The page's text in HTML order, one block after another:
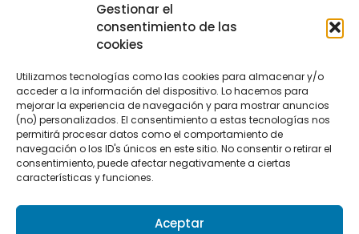
Gestionar el
consentimiento de las
cookies
Utilizamos tecnologías como las cookies para almacenar y/o
acceder a la información del dispositivo. Lo hacemos para
mejorar la experiencia de navegación y para mostrar anuncios
(no) personalizados. El consentimiento a estas tecnologías nos
permitirá procesar datos como el comportamiento de
navegación o los ID's únicos en este sitio. No consentir o retirar el
consentimiento, puede afectar negativamente a ciertas
características y funciones.
Aceptar
CONTACTO
+34 662 342 177
info@vkssport.com
SÍGUENOS
Política de privacidad